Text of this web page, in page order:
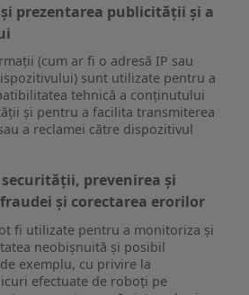
prezentarea publicității și a
(cum ar fi o adresă IP sau
sunt utilizate pentru a
tehnică a conținutului
și pentru a facilita transmiterea
a reclamei către dispozitivul
prevenirea și
și corectarea erorilor
fi utilizate pentru a monitoriza și
neobișnuită și posibil
exemplu, cu privire la
efectuate de roboți pe